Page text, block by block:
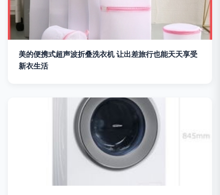
美的便携式超声波折叠洗衣机 让出差旅行也能天天享受
新衣生活